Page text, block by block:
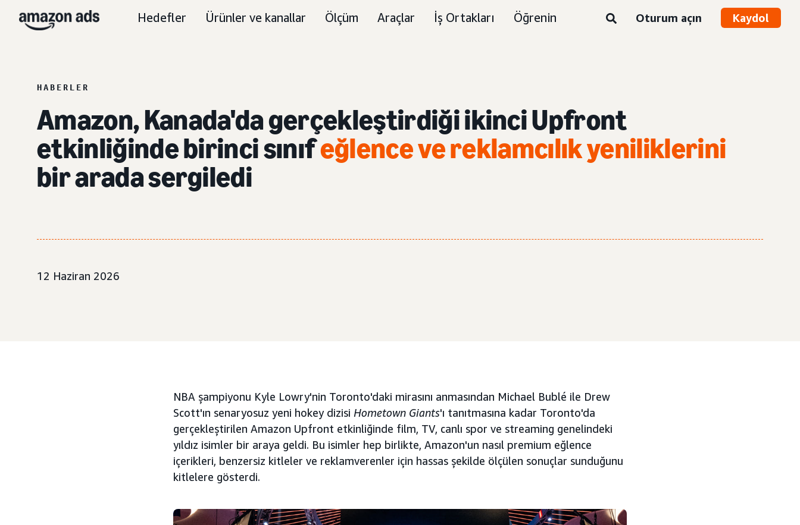
Hedefler Ürünler ve kanallar Ölçüm Araçlar İş Ortakları Öğrenin Oturum açın Kaydol
HABERLER
Amazon, Kanada'da gerçekleştirdiği ikinci Upfront
etkinliğinde birinci sınıfeğlence ve reklamcılık yeniliklerini
bir arada sergiledi
12 Haziran 2026
NBA şampiyonu Kyle Lowry'nin Toronto'daki mirasını anmasından Michael Bublé ile Drew
Scott'ın senaryosuz yeni hokey dizisi Hometown Giants'ı tanıtmasına kadar Toronto'da
gerçekleştirilen Amazon Upfront etkinliğinde film, TV, canlı spor ve streaming genelindeki
yıldız isimler bir araya geldi. Bu isimler hep birlikte, Amazon'un nasıl premium eğlence
içerikleri, benzersiz kitleler ve reklamverenler için hassas şekilde ölçülen sonuçlar sunduğunu
kitlelere gösterdi.